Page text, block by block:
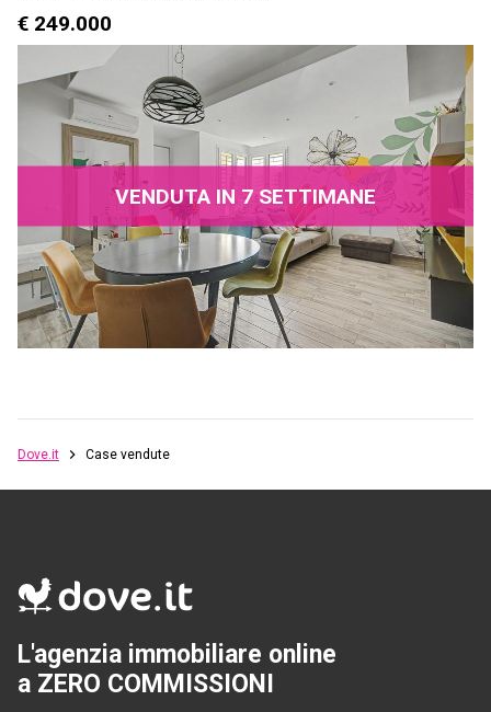
€ 249.000
VENDUTA IN 7 SETTIMANE
Dove.it Case vendute
L'agenzia immobiliare online
a ZERO COMMISSIONI